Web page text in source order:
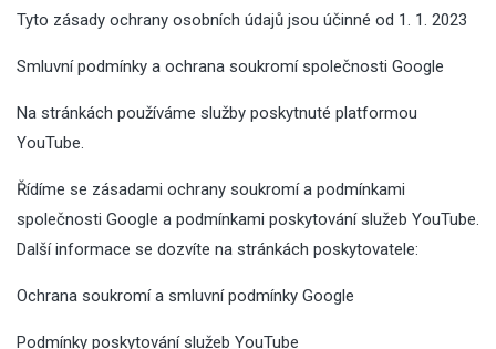
Tyto zásady ochrany osobních údajů jsou účinné od 1. 1. 2023
Smluvní podmínky a ochrana soukromí společnosti Google
Na stránkách používáme služby poskytnuté platformou
YouTube.
Řídíme se zásadami ochrany soukromí a podmínkami
společnosti Google a podmínkami poskytování služeb YouTube.
Další informace se dozvíte na stránkách poskytovatele:
Ochrana soukromí a smluvní podmínky Google
Podmínky poskytování služeb YouTube